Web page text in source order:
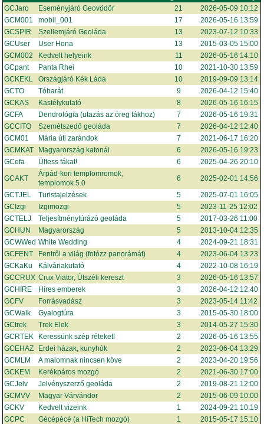
GCJaro Eseményjáró Geovödör 21
2026-05-09 10:12
GCM001
mobil_001 17
2026-05-16 13:59
GCSPIR
Szellemjáró Geoláda 13
2023-07-12 10:33
GCUser
User Hona 13
2015-03-05 15:00
GCM002
Kedvelt helyeink 11
2026-05-16 14:10
GCpant
Panta Rhei 10
2021-10-30 13:59
GCKEKL
Országjáró Kék Láda 10
2019-09-09 13:14
GCTO
Tóbarát 9
2026-04-12 15:40
GCKAS
Kastélykutató 8
2026-05-16 16:15
GCFA
Dendrológia (utazás az öreg fákhoz) 7
2026-05-16 19:31
GCCITO
Szemétszedő geoláda 7
2026-04-12 12:40
GCM01
Mária úti zarándok 7
2021-06-17 16:20
GCMKAT
Magyarország katonái 6
2026-05-16 19:23
GCefa
Ültess fákat! 6
2025-04-26 20:10
GCAKT
Árpád-kori templomromok,
templomok 5.0
6
2025-02-01 14:56
GCTJEL
Turistajelzések 5
2025-07-01 16:05
GCIzgi
Izgimozgi 5
2023-11-25 12:02
GCTELJ
Teljesítménytúrázó geoláda 5
2017-03-26 11:00
GCHUN
Magyarország 5
2013-10-04 12:35
GCWWed White Wedding 4
2024-09-21 18:31
GCFENT
Fentről a világ (fotózz panorámát) 4
2023-06-04 13:23
GCKaKu
Kálváriakutató 4
2022-10-08 16:19
GCCRUX Crux Viator, Útszéli kereszt 3
2026-05-16 13:57
GCHIRE
Híres emberek 3
2026-04-12 12:40
GCFV
Forrásvadász 3
2023-05-14 11:42
GCWalk
Gyalogtúra 3
2015-05-30 18:00
GCtrek
Trek Elek 3
2014-05-27 15:30
GCRTEK
Keressünk szép réteket! 2
2026-05-16 13:55
GCEHAZ
Erdei házak, kunyhók 2
2023-06-04 13:29
GCMLM
A malomnak nincsen köve 2
2023-04-20 19:56
GCKEM
Kerékpáros mozgó 2
2021-06-30 17:00
GCJelv
Jelvényszerző geoláda 2
2019-08-21 12:00
GCMVV
Magyar Várvándor 2
2015-06-09 10:00
GCKV
Kedvelt vizeink 1
2024-09-21 10:19
GCPC
Gécépécé (a HiTech mozgó) 1
2015-05-17 15:10